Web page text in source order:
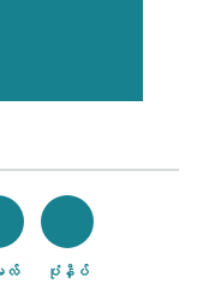
းလ် ပုံနှိပ်